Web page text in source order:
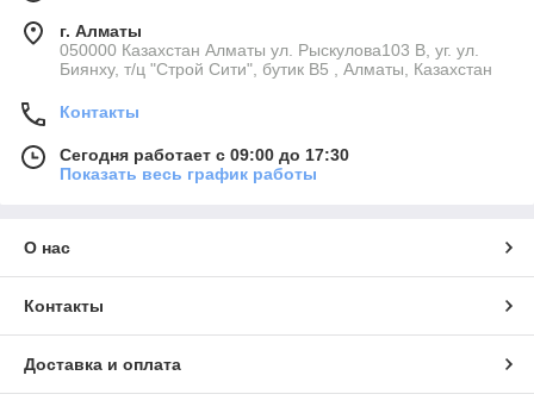
г. Алматы
050000 Казахстан Алматы ул. Рыскулова103 В, уг. ул.
Биянху, т/ц "Строй Сити", бутик В5 , Алматы, Казахстан
Контакты
Сегодня работает с 09:00 до 17:30
Показать весь график работы
О нас
Контакты
Доставка и оплата